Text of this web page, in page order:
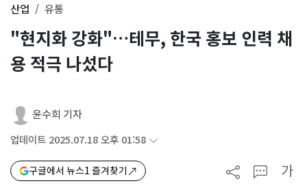
산업 유통
"현지화 강화"…테무, 한국 홍보 인력 채
용 적극 나섰다
윤수희 기자
업데이트 2025.07.18 오후 01:58
구글에서 뉴스1 즐겨찾기 가